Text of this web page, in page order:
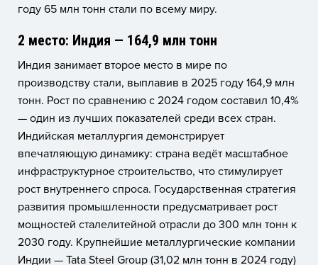
году 65 млн тонн стали по всему миру.
2 место: Индия — 164,9 млн тонн
Индия занимает второе место в мире по
производству стали, выплавив в 2025 году 164,9 млн
тонн. Рост по сравнению с 2024 годом составил 10,4%
— один из лучших показателей среди всех стран.
Индийская металлургия демонстрирует
впечатляющую динамику: страна ведёт масштабное
инфраструктурное строительство, что стимулирует
рост внутреннего спроса. Государственная стратегия
развития промышленности предусматривает рост
мощностей сталелитейной отрасли до 300 млн тонн к
2030 году. Крупнейшие металлургические компании
Индии — Tata Steel Group (31,02 млн тонн в 2024 году)